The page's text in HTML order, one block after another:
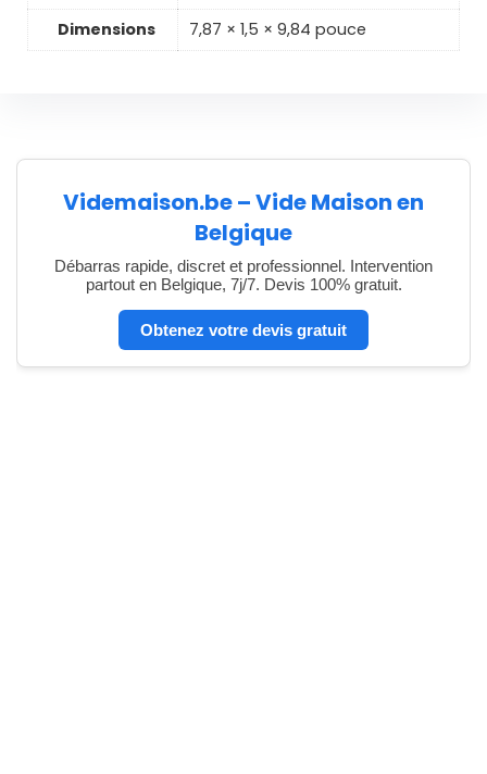
Dimensions
7,87 × 1,5 × 9,84 pouce
Videmaison.be – Vide Maison en
Belgique
Débarras rapide, discret et professionnel. Intervention
partout en Belgique, 7j/7. Devis 100% gratuit.
Obtenez votre devis gratuit